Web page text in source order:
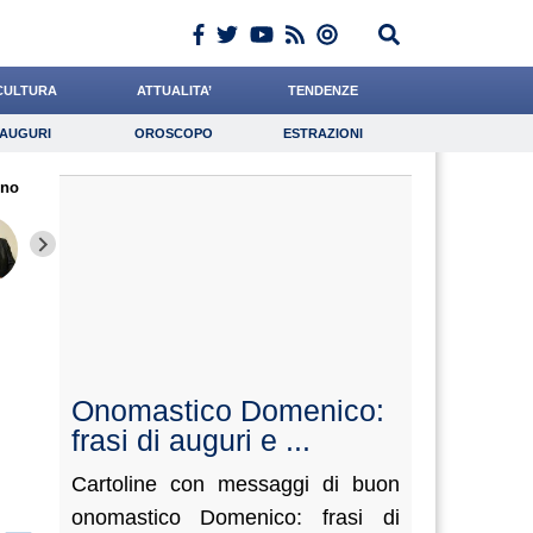
ATTUALITA’ TENDENZE
Auguri Oroscopo Estrazioni
AUGURI OROSCOPO ESTRAZIONI
Onomastico Domenico:
frasi di auguri e ...
Cartoline con messaggi di buon
onomastico Domenico: frasi di